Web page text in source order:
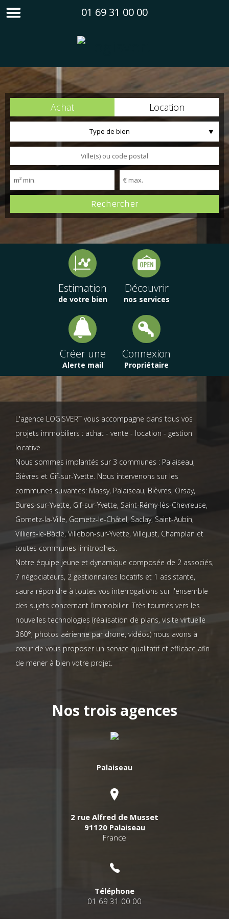
01 69 31 00 00
Achat Location
Type de bien
Estimation
de votre bien
Découvrir
nos services
Créer une
Alerte mail
Connexion
Propriétaire
L'agence LOGISVERT vous accompagne dans tous vos
projets immobiliers : achat - vente - location - gestion
locative.
Nous sommes implantés sur 3 communes : Palaiseau,
Bièvres et Gif-sur-Yvette. Nous intervenons sur les
communes suivantes: Massy, Palaiseau, Bièvres, Orsay,
Bures-sur-Yvette, Gif-sur-Yvette, Saint-Rémy-lès-Chevreuse,
Gometz-la-Ville, Gometz-le-Châtel, Saclay, Saint-Aubin,
Villiers-le-Bâcle, Villebon-sur-Yvette, Villejust, Champlan et
toutes communes limitrophes.
Notre équipe jeune et dynamique composée de 2 associés,
7 négociateurs, 2 gestionnaires locatifs et 1 assistante,
saura répondre à toutes vos interrogations sur l'ensemble
des sujets concernant l’immobilier. Très tournés vers les
nouvelles technologies (réalisation de plans, visite virtuelle
360°, photos aérienne par drone, vidéos) nous avons à
cœur de vous proposer un service qualitatif et efficace afin
de mener à bien votre projet.
Nos trois agences
Palaiseau
2 rue Alfred de Musset
91120 Palaiseau
France
Téléphone
01 69 31 00 00